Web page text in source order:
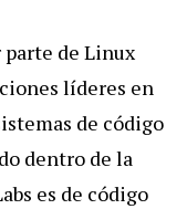
parte de Linux
líderes en
de código
dentro de la
es de código